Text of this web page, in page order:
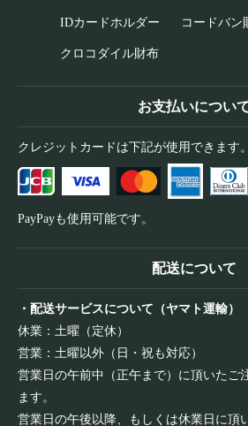
IDカードホルダー コードバン
クロコダイル財布
お支払いについ
クレジットカードは下記が使用できます。
PayPayも使用可能です。
配送について
・配送サービスについて（ヤマト運輸）
休業：土曜（定休）
営業：土曜以外（日・祝も対応）
営業日の午前中（正午まで）に頂いたご
ます。
営業日の午後以降、もしくは休業日に頂